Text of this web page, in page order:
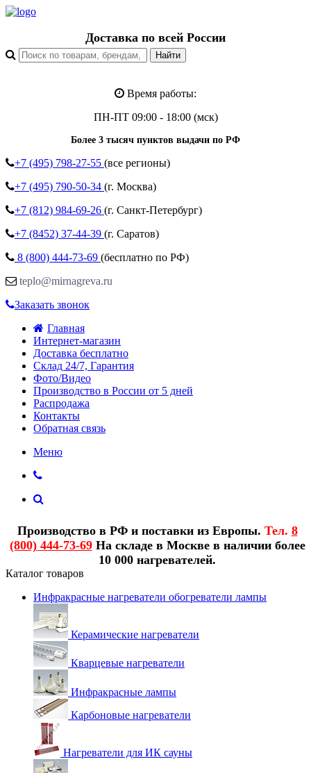
Доставка по всей России
Время работы:
ПН-ПТ 09:00 - 18:00 (мск)
Более 3 тысяч пунктов выдачи по РФ
+7 (495) 798-27-55 (все регионы)
+7 (495) 790-50-34 (г. Москва)
+7 (812) 984-69-26 (г. Санкт-Петербург)
+7 (8452) 37-44-39 (г. Саратов)
8 (800) 444-73-69 (бесплатно по РФ)
teplo@mirnagreva.ru
Заказать звонок
Главная
Интернет-магазин
Доставка бесплатно
Склад 24/7, Гарантия
Фото/Видео
Производство в России от 5 дней
Распродажа
Контакты
Обратная связь
Меню
Производство в РФ и поставки из Европы. Тел. 8
(800) 444-73-69На складе в Москве в наличии более
10 000 нагревателей.
Каталог товаров
Инфракрасные нагреватели обогреватели лампы
Керамические нагреватели
Кварцевые нагреватели
Инфракрасные лампы
Карбоновые нагреватели
Нагреватели для ИК сауны